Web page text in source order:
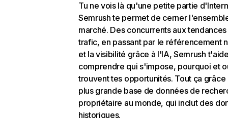
Tu ne vois là qu'une petite partie
Semrush te permet de cerner
marché. Des concurrents aux
trafic, en passant par le référencement
et la visibilité grâce à l'IA, Semrush
comprendre qui s'impose, pourquoi et
trouvent tes opportunités. Tout ça grâce
plus grande base de données de
propriétaire au monde, qui inclut des
historiques.